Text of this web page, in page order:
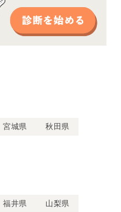
宮城県
秋田県
福井県
山梨県